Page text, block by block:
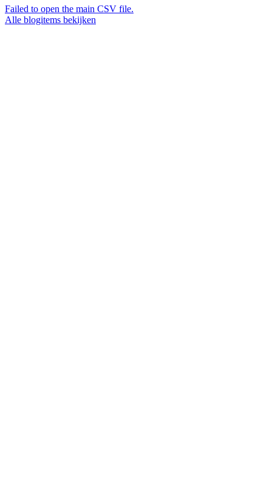
Failed to open the main CSV file.
Alle blogitems bekijken